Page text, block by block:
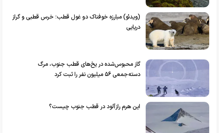
(ویدئو) مبارزه خوفناک دو غول قطب؛ خرس قطبی و گراز
دریایی
گاز محبوس‌شده در یخ‌های قطب جنوب، مرگ
دسته‌جمعی ۵۶ میلیون نفر را ثبت کرد
این هرم رازآلود در قطب جنوب چیست؟